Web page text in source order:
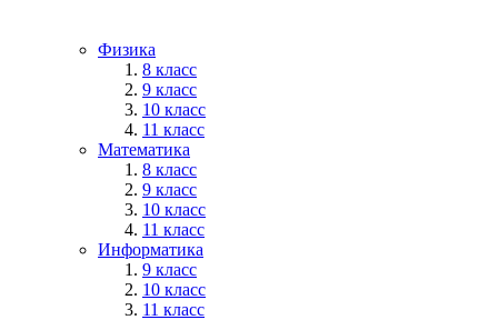
Физика
8 класс
9 класс
10 класс
11 класс
Математика
8 класс
9 класс
10 класс
11 класс
Информатика
9 класс
10 класс
11 класс